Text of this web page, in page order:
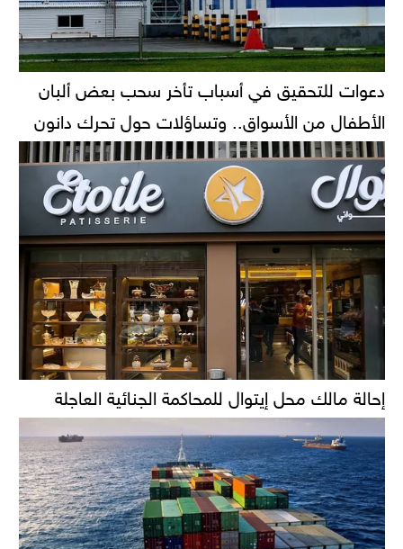
دعوات للتحقيق في أسباب تأخر سحب بعض ألبان
الأطفال من الأسواق.. وتساؤلات حول تحرك دانون
إحالة مالك محل إيتوال للمحاكمة الجنائية العاجلة